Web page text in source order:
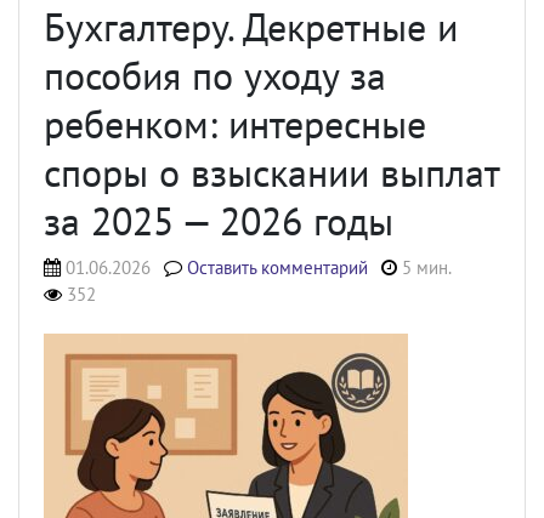
Бухгалтеру. Декретные и
пособия по уходу за
ребенком: интересные
споры о взыскании выплат
за 2025 — 2026 годы
01.06.2026 Оставить комментарий
5 мин.
352